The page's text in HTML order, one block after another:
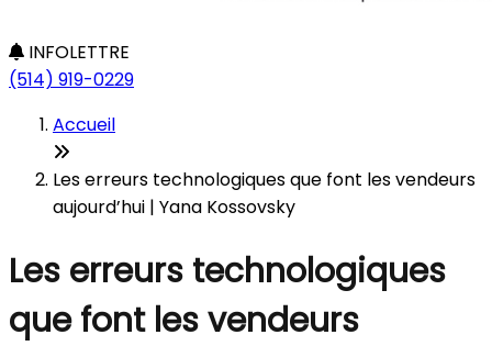
INFOLETTRE
(514) 919-0229
Accueil
Les erreurs technologiques que font les vendeurs
aujourd’hui | Yana Kossovsky
Les erreurs technologiques
que font les vendeurs